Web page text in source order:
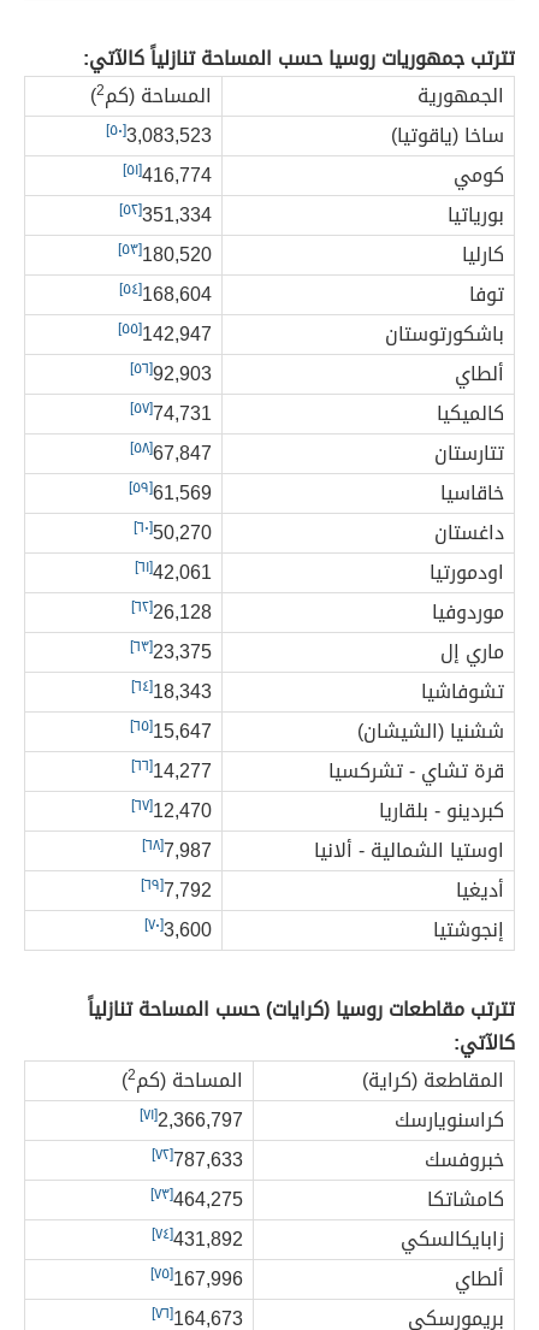
تترتب جمهوريات روسيا حسب المساحة تنازلياً كالآتي:
الجمهورية
المساحة (كم2
)
ساخا (ياقوتيا)
3,083,523[٥٠]
كومي 416,774[٥١]
بورياتيا 351,334[٥٢]
كارليا 180,520[٥٣]
توفا 168,604[٥٤]
باشكورتوستان 142,947[٥٥]
ألطاي 92,903[٥٦]
كالميكيا 74,731[٥٧]
تتارستان 67,847[٥٨]
خاقاسيا 61,569[٥٩]
داغستان 50,270[٦٠]
اودمورتيا 42,061[٦١]
موردوفيا 26,128[٦٢]
ماري إل 23,375[٦٣]
تشوفاشيا 18,343[٦٤]
ششنيا (الشيشان) 15,647[٦٥]
قرة تشاي - تشركسيا 14,277[٦٦]
كبردينو - بلقاريا 12,470[٦٧]
اوستيا الشمالية - ألانيا 7,987[٦٨]
أديغيا 7,792[٦٩]
إنجوشتيا 3,600[٧٠]
تترتب مقاطعات روسيا (كرايات) حسب المساحة تنازلياً
كالآتي:
المقاطعة (كراية)
المساحة (كم2
)
كراسنويارسك
2,366,797[٧١]
خبروفسك 787,633[٧٢]
كامشاتكا 464,275[٧٣]
زابايكالسكي 431,892[٧٤]
ألطاي 167,996[٧٥]
بريمورسكي 164,673[٧٦]